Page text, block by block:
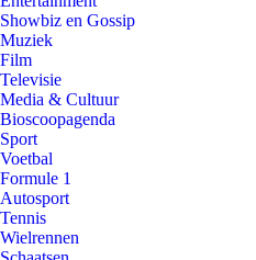
Showbiz en Gossip
Muziek
Film
Televisie
Media & Cultuur
Bioscoopagenda
Sport
Voetbal
Formule 1
Autosport
Tennis
Wielrennen